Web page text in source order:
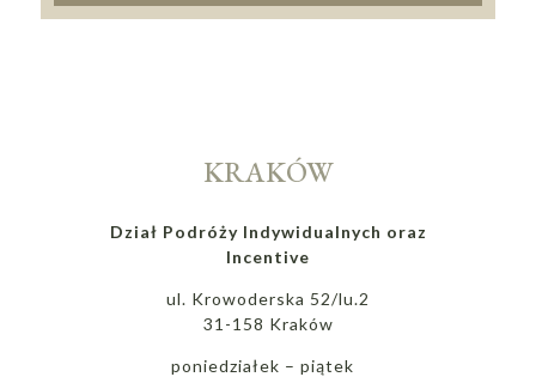
KRAKÓW
Dział Podróży Indywidualnych oraz
Incentive
ul. Krowoderska 52/lu.2
31-158 Kraków
poniedziałek – piątek